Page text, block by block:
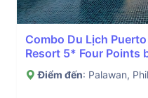
Combo Du Lịch
Resort 5* Four Points
Điểm đến: Palawan,